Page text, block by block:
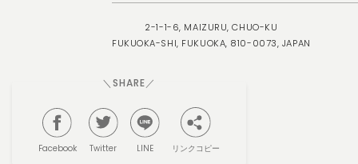
＼SHARE／
Facebook Twitter LINE リンクコピー
2-1-1-6, MAIZURU, CHUO-KU
FUKUOKA-SHI, FUKUOKA, 810-0073, JAPAN